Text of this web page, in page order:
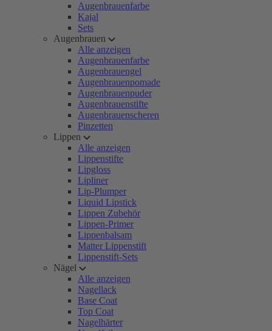
Augenbrauenfarbe
Kajal
Sets
Augenbrauen
Alle anzeigen
Augenbrauenfarbe
Augenbrauengel
Augenbrauenpomade
Augenbrauenpuder
Augenbrauenstifte
Augenbrauenscheren
Pinzetten
Lippen
Alle anzeigen
Lippenstifte
Lipgloss
Lipliner
Lip-Plumper
Liquid Lipstick
Lippen Zubehör
Lippen-Primer
Lippenbalsam
Matter Lippenstift
Lippenstift-Sets
Nägel
Alle anzeigen
Nagellack
Base Coat
Top Coat
Nagelhärter